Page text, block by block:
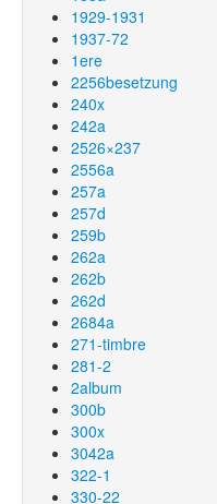
1929-1931
1937-72
1ere
2256besetzung
240x
242a
2526×237
2556a
257a
257d
259b
262a
262b
262d
2684a
271-timbre
281-2
2album
300b
300x
3042a
322-1
330-22